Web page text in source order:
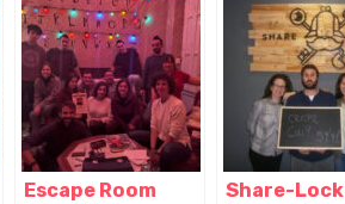
Escape Room
Share-Lock